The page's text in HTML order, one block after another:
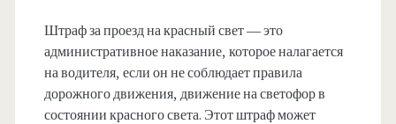
Штраф за проезд на красный свет — это
административное наказание, которое налагается
на водителя, если он не соблюдает правила
дорожного движения, движение на светофор в
состоянии красного света. Этот штраф может